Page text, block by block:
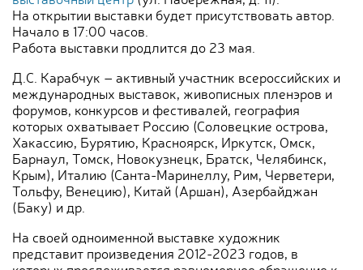
На открытии выставки будет присутствовать автор.
Начало в 17:00 часов.
Работа выставки продлится до 23 мая.
Д.С. Карабчук – активный участник всероссийских и
международных выставок, живописных пленэров и
форумов, конкурсов и фестивалей, география
которых охватывает Россию (Соловецкие острова,
Хакассию, Бурятию, Красноярск, Иркутск, Омск,
Барнаул, Томск, Новокузнецк, Братск, Челябинск,
Крым), Италию (Санта-Маринеллу, Рим, Черветери,
Тольфу, Венецию), Китай (Аршан), Азербайджан
(Баку) и др.
На своей одноименной выставке художник
представит произведения 2012-2023 годов, в